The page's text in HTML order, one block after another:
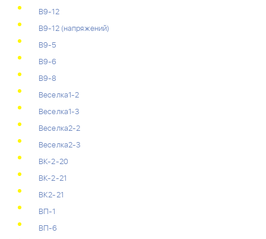
В9-12
В9-12 (напряжений)
В9-5
В9-6
В9-8
Веселка1-2
Веселка1-3
Веселка2-2
Веселка2-3
ВК-2-20
ВК-2-21
ВК2-21
ВП-1
ВП-6